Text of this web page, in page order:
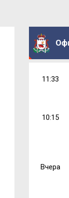
11:33
10:15
Вчера